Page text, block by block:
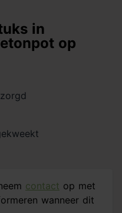
in
op
contact op met
wanneer dit